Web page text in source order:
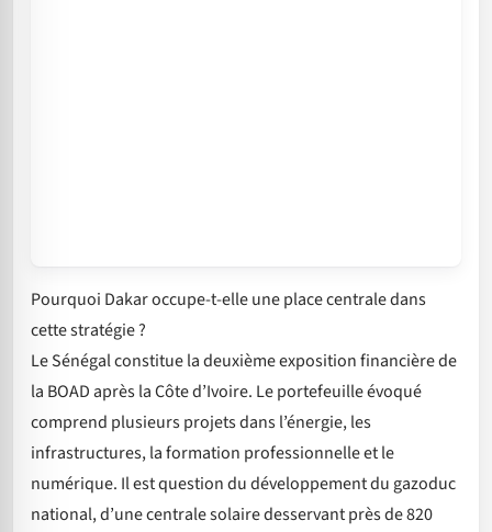
Pourquoi Dakar occupe-t-elle une place centrale dans
cette stratégie ?
Le Sénégal constitue la deuxième exposition financière de
la BOAD après la Côte d’Ivoire. Le portefeuille évoqué
comprend plusieurs projets dans l’énergie, les
infrastructures, la formation professionnelle et le
numérique. Il est question du développement du gazoduc
national, d’une centrale solaire desservant près de 820